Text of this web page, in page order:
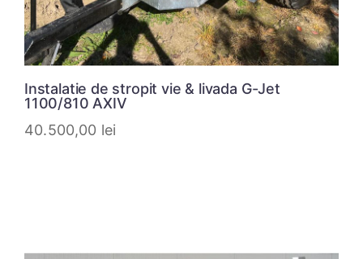
Instalatie de stropit vie & livada G-Jet
1100/810 AXIV
40.500,00 lei